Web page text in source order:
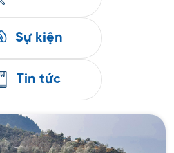
Sự kiện
Tin tức